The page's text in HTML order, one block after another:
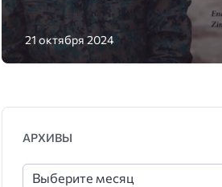
21 октября 2024
АРХИВЫ